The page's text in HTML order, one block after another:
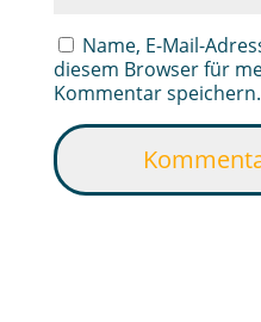
Name, E-Mail-
diesem Browser für
Kommentar speichern.